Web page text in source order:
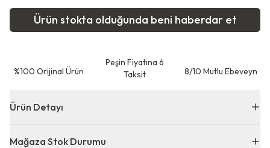
Ürün stokta olduğunda beni haberdar et
⁠%100 Orijinal Ürün
Peşin Fiyatına 6
Taksit
8/10 Mutlu Ebeveyn
Ürün Detayı
Mağaza Stok Durumu